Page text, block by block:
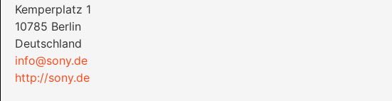
Kemperplatz 1
10785 Berlin
Deutschland
info@sony.de
http://sony.de